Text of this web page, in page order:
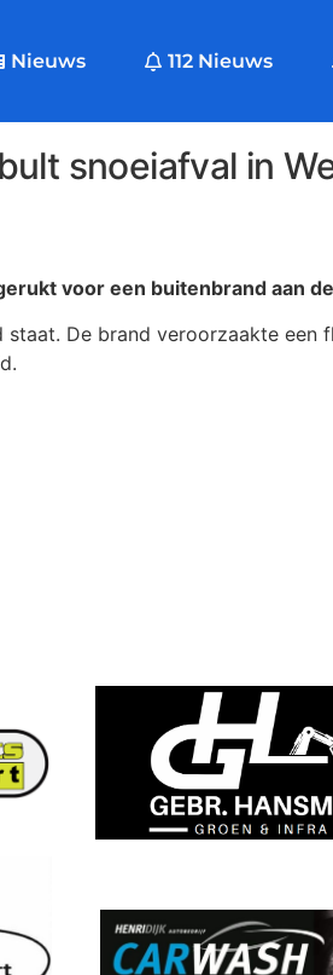
Nieuws 112 Nieuws
snoeiafval in
voor een buitenbrand aan
De brand veroorzaakte